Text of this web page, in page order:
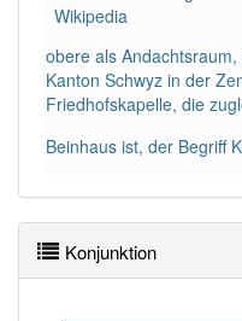
korrekt erraten.
Wikipedia
obere als
Kanton Schwyz in der
Friedhofskapelle, die
Beinhaus ist, der Begriff
Konjunktion